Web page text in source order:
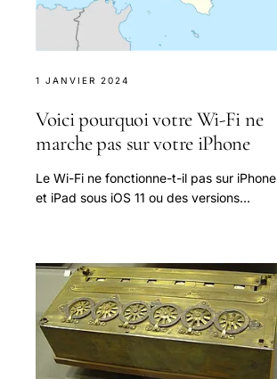
1 JANVIER 2024
Voici pourquoi votre Wi-Fi ne
marche pas sur votre iPhone
Le Wi-Fi ne fonctionne-t-il pas sur iPhone
et iPad sous iOS 11 ou des versions